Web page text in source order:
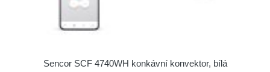
Sencor SCF 4740WH konkávní konvektor, bílá